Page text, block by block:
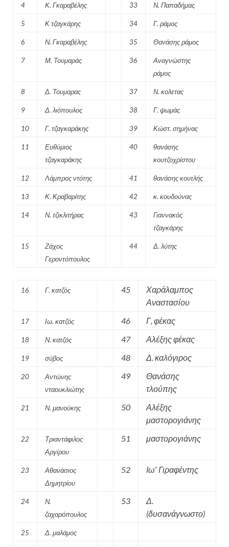
4 Κ. Γκαραβέλης 33 Ν. Παπαδήμας
5 Κ τζαγκάρης 34 Γ. ράμος
6 Ν. Γκαραβέλης 35 Θανάσης ράμος
7 Μ. Τουμαράς 36
Αναγνώστης
ράμος
8 Δ. Τουμαρας 37 Ν. κολετας
9 Δ. λιόπουλος 38 Γ. ψωμάς
10 Γ. τζαγκαράκης 39 Κώστ. σημήνας
11
Ευθύμιος
τζαγκαράκης
40
θανάσης
κουτζοχρίστου
12 Λάμπρος ντότης 41 θανάσης κουτλής
13 Κ. Κραβαρίτης 42 κ. κουδούνας
14 Ν. τζικλιτήρας 43
Γιαννακός
τζαγκάρης
15
Ζάχος
Γεροντόπουλος
44 Δ. λύτης
16 Γ. κατζός 45
Χαράλαμπος
Αναστασίου
17 Ιω. κατζός 46 Γ, φέκας
18 Ν. κατζός 47 Αλέξης φέκας
19 σύβος 48 Δ. καλόγιρος
20
Αντώνης
νταουκλιώτης
49
Θανάσης
τλούπης
21 Ν. μανούκης 50
Αλέξης
μαστορογιάνης
22
Τριαντάφιλος
Αργίρου
51 μαστορογιάνης
23
Αθανάσιος
Δημητρίου
52 Ιω¨ Γιραφέντης
24
Ν.
ζαχαρόπουλος
53
Δ.
(δυσανάγνωστο)
25 Δ. μαλάμος